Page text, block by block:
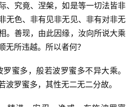
、究竟、涅槃，如是等一切法皆非
无色、非有见非无见、非有对非无
。善现，由此因缘，汝向所说大乘
无所违越。所以者何？
蜜多，般若波罗蜜多不异大乘。
波罗蜜多，其性无二无二分故。